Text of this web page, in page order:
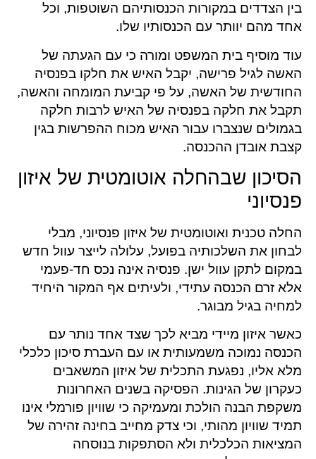
בין הצדדים במקורות הכנסותיהם השוטפות, וכל
אחד מהם יוותר עם הכנסותיו שלו.
עוד מוסיף בית המשפט ומורה כי עם הגעתה של
האשה לגיל פרישה, יקבל האיש את חלקו בפנסיה
החודשית של האשה, על פי קביעת המומחה והאשה,
תקבל את חלקה בפנסיה של האיש לרבות חלקה
בגמולים שנצברו עבור האיש מכוח ההפרשות בגין
קצבת אובדן ההכנסה.
הסיכון שבהחלה אוטומטית של איזון
פנסיוני
החלה טכנית ואוטומטית של איזון פנסיוני, מבלי
לבחון את השלכותיה בפועל, עלולה לייצר עוול חדש
במקום לתקן עוול ישן. פנסיה אינה נכס חד-פעמי
אלא זרם הכנסה עתידי, ולעיתים אף המקור היחיד
למחיה בגיל מבוגר.
כאשר איזון מיידי מביא לכך שצד אחד נותר עם
הכנסה נמוכה משמעותית או עם העברת סיכון כלכלי
מלא אליו, נפגעת התכלית של איזון המשאבים
כעקרון של הגינות. הפסיקה בשנים האחרונות
משקפת הבנה הולכת ומעמיקה כי שוויון פורמלי אינו
תמיד שוויון מהותי, וכי צדק מחייב בחינה זהירה של
המציאות הכלכלית ולא הסתפקות בנוסחה